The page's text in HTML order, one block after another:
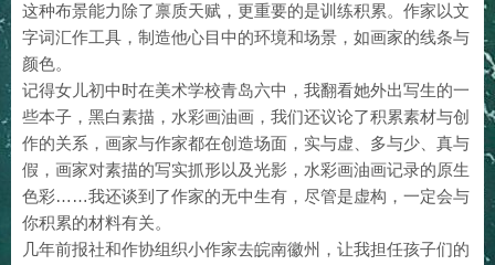
这种布景能力除了禀质天赋，更重要的是训练积累。作家以文
字词汇作工具，制造他心目中的环境和场景，如画家的线条与
颜色。
记得女儿初中时在美术学校青岛六中，我翻看她外出写生的一
些本子，黑白素描，水彩画油画，我们还议论了积累素材与创
作的关系，画家与作家都在创造场面，实与虚、多与少、真与
假，画家对素描的写实抓形以及光影，水彩画油画记录的原生
色彩……我还谈到了作家的无中生有，尽管是虚构，一定会与
你积累的材料有关。
几年前报社和作协组织小作家去皖南徽州，让我担任孩子们的